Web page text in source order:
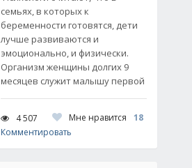
семьях, в которых к
беременности готовятся, дети
лучше развиваются и
эмоционально, и физически.
Организм женщины долгих 9
месяцев служит малышу первой
4 507 Мне нравится
18
Комментировать